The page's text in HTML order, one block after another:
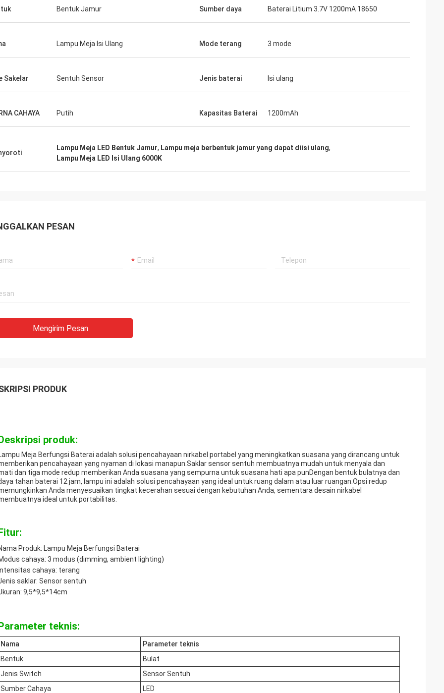
Temukan Gerbang
untuk bekerja sama dan Anda
profesionalisme,
Anda dan bertahun-tahun
Bentuk Jamur Sumber daya Baterai Litium 3.7V 1200mA 18650
Lampu Meja Isi Ulang Mode terang 3 mode
Sakelar Sentuh Sensor Jenis baterai Isi ulang
CAHAYA Putih Kapasitas Baterai 1200mAh
Lampu Meja LED Bentuk Jamur, Lampu meja berbentuk jamur yang dapat diisi ulang,
Lampu Meja LED Isi Ulang 6000K
PESAN
Mengirim Pesan
PRODUK
produk:
Meja Berfungsi Baterai adalah solusi pencahayaan nirkabel portabel yang meningkatkan suasana yang dirancang untuk
pencahayaan yang nyaman di lokasi manapun.Saklar sensor sentuh membuatnya mudah untuk menyala dan
dan tiga mode redup memberikan Anda suasana yang sempurna untuk suasana hati apa punDengan bentuk bulatnya dan
tahan baterai 12 jam, lampu ini adalah solusi pencahayaan yang ideal untuk ruang dalam atau luar ruangan.Opsi redup
Anda menyesuaikan tingkat kecerahan sesuai dengan kebutuhan Anda, sementara desain nirkabel
ideal untuk portabilitas.
Produk: Lampu Meja Berfungsi Baterai
cahaya: 3 modus (dimming, ambient lighting)
cahaya: terang
saklar: Sensor sentuh
9,5*9,5*14cm
teknis:
Nama
Parameter teknis
Bentuk
Bulat
Jenis Switch
Sensor Sentuh
Sumber Cahaya
LED